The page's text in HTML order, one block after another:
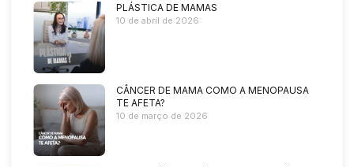
PLÁSTICA DE MAMAS
10 de abril de 2026
CÂNCER DE MAMA COMO A MENOPAUSA
TE AFETA?
10 de março de 2026